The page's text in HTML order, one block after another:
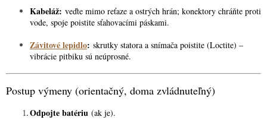
Kabeláž: veďte mimo reťaze a ostrých hrán; konektory chráňte proti
vode, spoje poistite sťahovacími páskami.
Závitové lepidlo: skrutky statora a snímača poistite (Loctite) –
vibrácie pitbiku sú neúprosné.
Postup výmeny (orientačný, doma zvládnuteľný)
Odpojte batériu (ak je).